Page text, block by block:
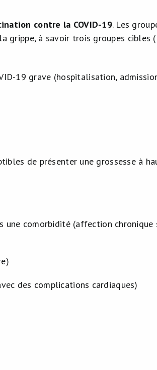
contre la COVID-19. Les
grippe, à savoir trois groupes cibles
19 grave (hospitalisation,
de présenter une grossesse à
comorbidité (affection chronique
des complications cardiaques)